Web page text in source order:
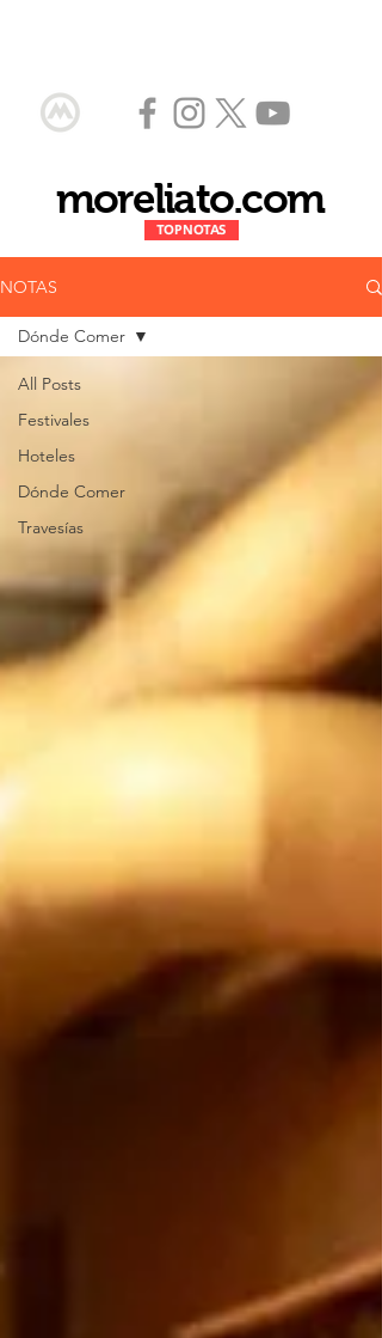
moreliato.com
TOP NOTAS
NOTAS
All Posts
Festivales
Hoteles
Dónde Comer
Travesías
Dónde Comer